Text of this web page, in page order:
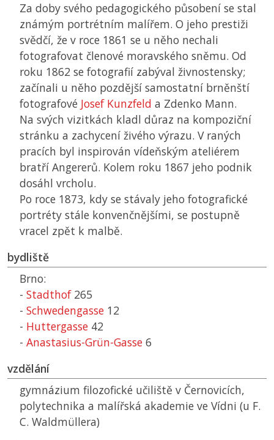
Za doby svého pedagogického působení se stal
známým portrétním malířem. O jeho prestiži
svědčí, že v roce 1861 se u něho nechali
fotografovat členové moravského sněmu. Od
roku 1862 se fotografií zabýval živnostensky;
začínali u něho pozdější samostatní brněnští
fotografové Josef Kunzfeld a Zdenko Mann.
Na svých vizitkách kladl důraz na kompoziční
stránku a zachycení živého výrazu. V raných
pracích byl inspirován vídeňským ateliérem
bratří Angererů. Kolem roku 1867 jeho podnik
dosáhl vrcholu.
Po roce 1873, kdy se stávaly jeho fotografické
portréty stále konvenčnějšími, se postupně
vracel zpět k malbě.
bydliště
Brno:
- Stadthof265
- Schwedengasse 12
- Huttergasse 42
- Anastasius-Grün-Gasse 6
vzdělání
gymnázium filozofické učiliště v Černovicích,
polytechnika a malířská akademie ve Vídni (u F.
C. Waldmüllera)